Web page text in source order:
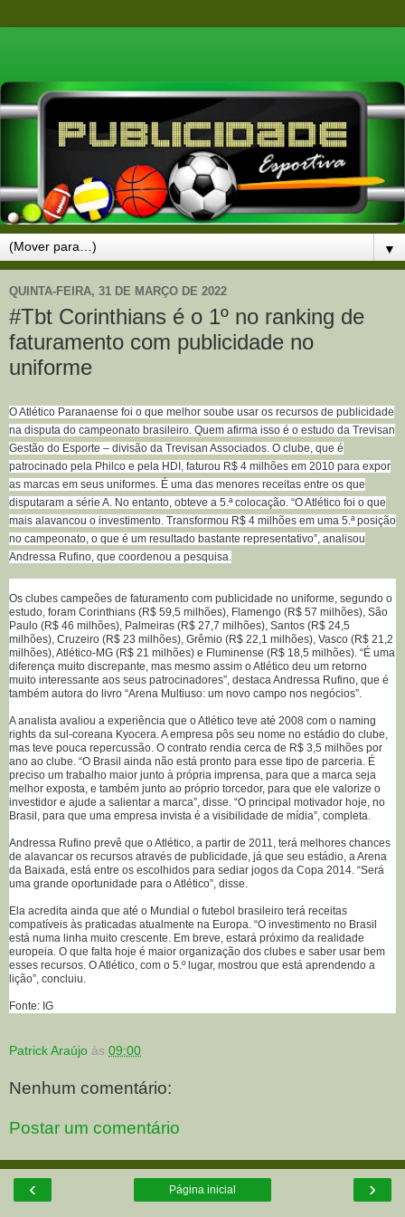
▼
QUINTA-FEIRA, 31 DE MARÇO DE 2022
#Tbt Corinthians é o 1º no ranking de
faturamento com publicidade no
uniforme
O Atlético Paranaense foi o que melhor soube usar os recursos de publicidade
na disputa do campeonato brasileiro. Quem afirma isso é o estudo da Trevisan
Gestão do Esporte – divisão da Trevisan Associados. O clube, que é
patrocinado pela Philco e pela HDI, faturou R$ 4 milhões em 2010 para expor
as marcas em seus uniformes. É uma das menores receitas entre os que
disputaram a série A. No entanto, obteve a 5.ª colocação. “O Atlético foi o que
mais alavancou o investimento. Transformou R$ 4 milhões em uma 5.ª posição
no campeonato, o que é um resultado bastante representativo”, analisou
Andressa Rufino, que coordenou a pesquisa.
Os clubes campeões de faturamento com publicidade no uniforme, segundo o
estudo, foram Corinthians (R$ 59,5 milhões), Flamengo (R$ 57 milhões), São
Paulo (R$ 46 milhões), Palmeiras (R$ 27,7 milhões), Santos (R$ 24,5
milhões), Cruzeiro (R$ 23 milhões), Grêmio (R$ 22,1 milhões), Vasco (R$ 21,2
milhões), Atlético-MG (R$ 21 milhões) e Fluminense (R$ 18,5 milhões). “É uma
diferença muito discrepante, mas mesmo assim o Atlético deu um retorno
muito interessante aos seus patrocinadores”, destaca Andressa Rufino, que é
também autora do livro “Arena Multiuso: um novo campo nos negócios”.
A analista avaliou a experiência que o Atlético teve até 2008 com o naming
rights da sul-coreana Kyocera. A empresa pôs seu nome no estádio do clube,
mas teve pouca repercussão. O contrato rendia cerca de R$ 3,5 milhões por
ano ao clube. “O Brasil ainda não está pronto para esse tipo de parceria. É
preciso um trabalho maior junto à própria imprensa, para que a marca seja
melhor exposta, e também junto ao próprio torcedor, para que ele valorize o
investidor e ajude a salientar a marca”, disse. “O principal motivador hoje, no
Brasil, para que uma empresa invista é a visibilidade de mídia”, completa.
Andressa Rufino prevê que o Atlético, a partir de 2011, terá melhores chances
de alavancar os recursos através de publicidade, já que seu estádio, a Arena
da Baixada, está entre os escolhidos para sediar jogos da Copa 2014. “Será
uma grande oportunidade para o Atlético”, disse.
Ela acredita ainda que até o Mundial o futebol brasileiro terá receitas
compatíveis às praticadas atualmente na Europa. “O investimento no Brasil
está numa linha muito crescente. Em breve, estará próximo da realidade
europeia. O que falta hoje é maior organização dos clubes e saber usar bem
esses recursos. O Atlético, com o 5.º lugar, mostrou que está aprendendo a
lição”, concluiu.
Fonte: IG
Patrick Araújo às 09:00
Nenhum comentário:
Postar um comentário
‹ ›
Página inicial